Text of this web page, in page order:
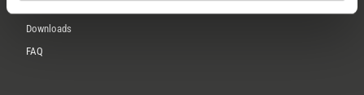
Downloads
FAQ